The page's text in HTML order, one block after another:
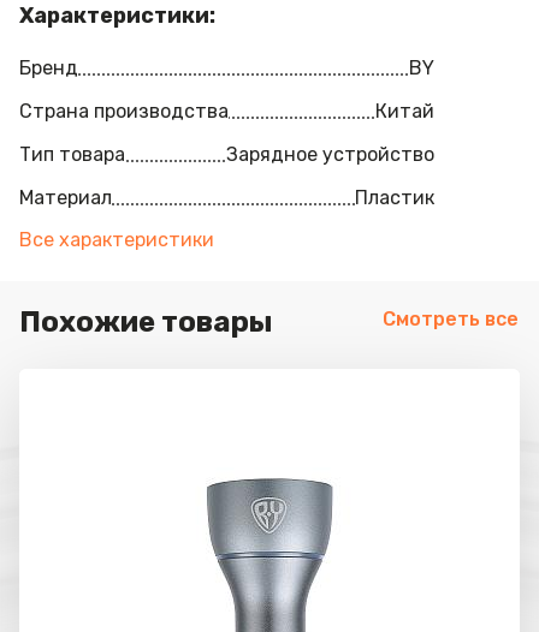
Характеристики:
Бренд
BY
Страна производства
Китай
Тип товара
Зарядное устройство
Материал
Пластик
Все характеристики
Похожие товары Смотреть все